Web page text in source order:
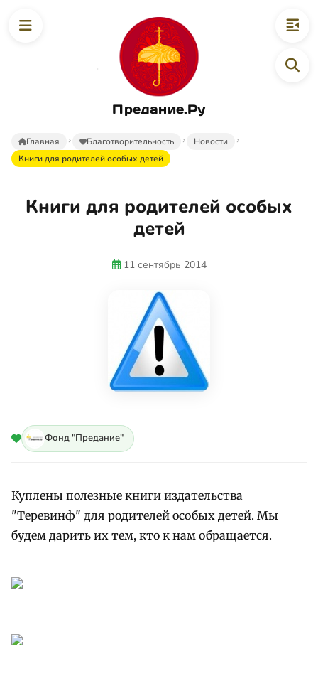
Предание.Ру
Главная Благотворительность
Новости
Книги для родителей особых детей
Книги для родителей особых
детей
11 сентябрь 2014
Фонд "Предание"
Куплены полезные книги издательства
"Теревинф" для родителей особых детей. Мы
будем дарить их тем, кто к нам обращается.